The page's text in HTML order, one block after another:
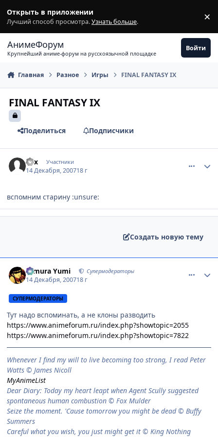
Открыть в приложении
Лучший способ просмотра.Узнать больше. ×
АнимеФорум
Крупнейший аниме-форум на русскоязычной площадке
Войти
Главная Разное Игры FINAL FANTASY IX
FINAL FANTASY IX
Поделиться Подписчики
linx Участники
14 Декабря, 200718 г
вспомним старину :unsure:
Создать новую тему
Himura Yumi Супермодераторы
14 Декабря, 200718 г
СУПЕРМОДЕРАТОРЫ
Тут надо вспоминать, а не клоны разводить
https://www.animeforum.ru/index.php?showtopic=2055
https://www.animeforum.ru/index.php?showtopic=7822
When­ever I find my will to live be­com­ing too strong, I read Peter
Watts © James Nicoll
MyAnimeList
Dear Diary: Today my heart leapt when Agent Scully suggested
spontaneous human combustion © Fox Mulder
Seize the moment. 'Cause tomorrow you might be dead © Buffy
Summers
Careful what you wish, you just might get it © King Nothing